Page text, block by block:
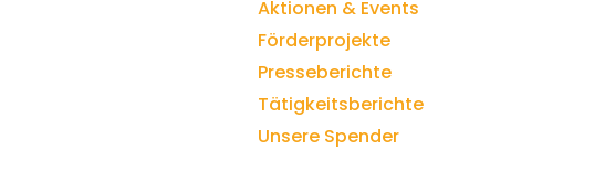
Aktionen & Events
Förderprojekte
Presseberichte
Tätigkeitsberichte
Unsere Spender